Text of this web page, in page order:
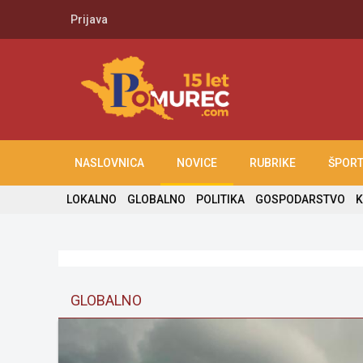
Prijava
NASLOVNICA NOVICE RUBRIKE ŠPORT
LOKALNO GLOBALNO POLITIKA GOSPODARSTVO
GLOBALNO